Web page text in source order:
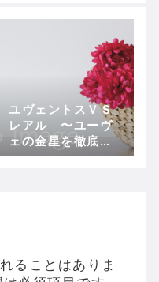
ユヴェントスＶＳ
レアル 〜ユーヴ
ェの金星を徹底分
析！！〜
ることはありま